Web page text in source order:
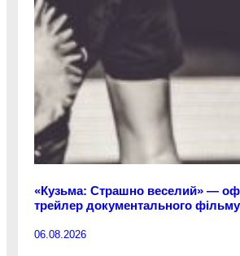
«Кузьма: Страшно веселий» —
трейлер документального фільму
06.08.2026